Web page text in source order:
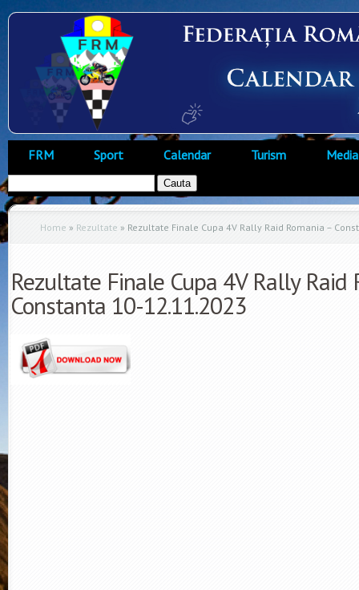
FRM Sport Calendar Turism Media
Home » Rezultate » Rezultate Finale Cupa 4V Rally Raid Romania –
Rezultate Finale Cupa 4V Rally Raid
Constanta 10-12.11.2023